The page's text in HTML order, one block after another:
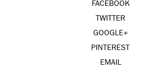
FACEBOOK
TWITTER
GOOGLE+
PINTEREST
EMAIL